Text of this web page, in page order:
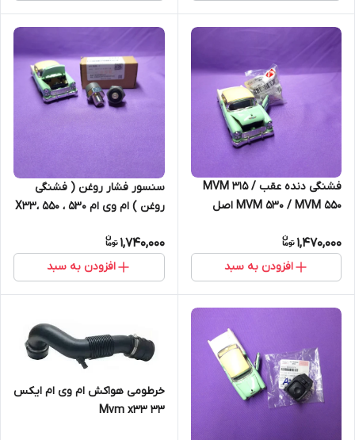
فشنگی دنده عقب MVM 315 /
MVM 530 / MVM 550 اصل
1,470,000
افزودن به سبد
سنسور فشار روغن ( فشنگی
روغن ) ام وی ام 530 ، 550 ،X33
1,740,000
افزودن به سبد
خرطومی هواکش ام وی ام ایکس
۳۳ Mvm x33